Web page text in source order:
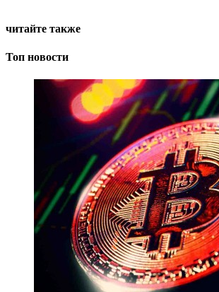
читайте также
Топ новости